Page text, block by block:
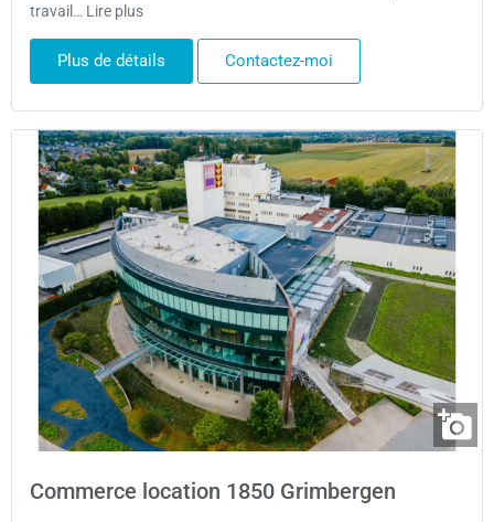
travail… Lire plus
Plus de détails Contactez-moi
Commerce location 1850 Grimbergen